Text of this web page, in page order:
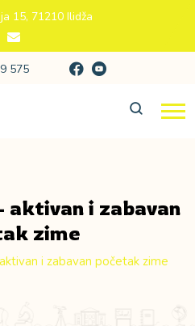
15, 71210 Ilidža
575
aktivan i zabavan
zime
i zabavan početak zime